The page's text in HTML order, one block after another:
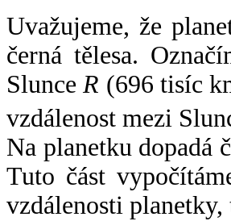
Uvažujeme, že
černá tělesa.
SlunceR (696 tisíc
vzdálenost mezi
Na planetku dopadá
Tuto část
vzdálenosti planetky,